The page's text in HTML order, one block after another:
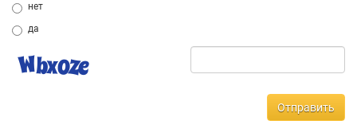
нет
да
Отправить